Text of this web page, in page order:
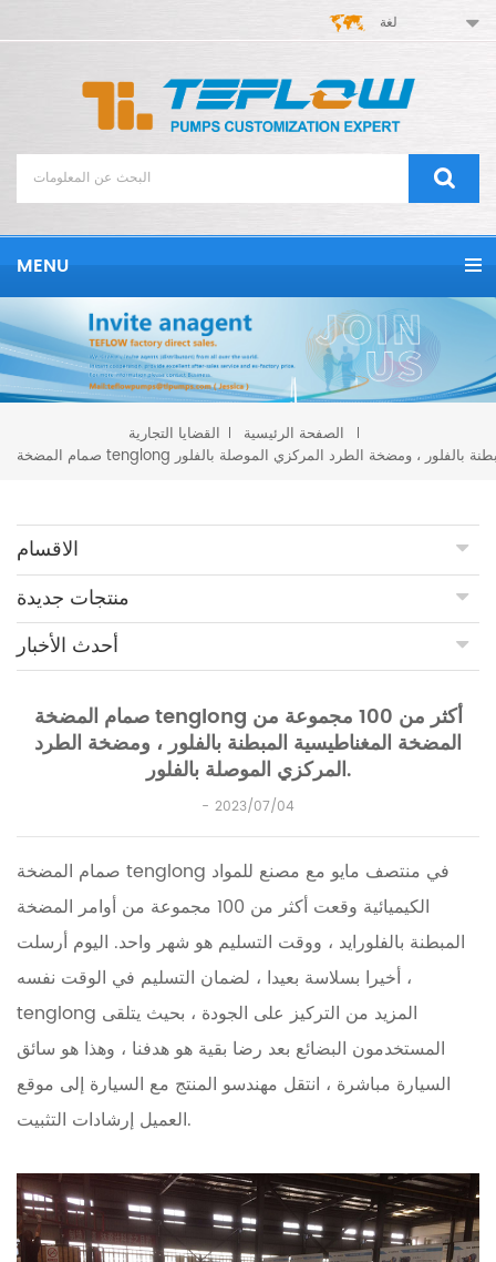
لغة
MENU
الصفحة الرئيسية القضايا التجارية
الاقسام
منتجات جديدة
أحدث الأخبار
صمام المضخة tenglong أكثر من 100 مجموعة من
المضخة المغناطيسية المبطنة بالفلور ، ومضخة الطرد
المركزي الموصلة بالفلور.
2023/07/04
صمام المضخة tenglong في منتصف مايو مع مصنع للمواد
الكيميائية وقعت أكثر من 100 مجموعة من أوامر المضخة
المبطنة بالفلورايد ، ووقت التسليم هو شهر واحد. اليوم أرسلت
أخيرا بسلاسة بعيدا ، لضمان التسليم في الوقت نفسه ،
tenglong المزيد من التركيز على الجودة ، بحيث يتلقى
المستخدمون البضائع بعد رضا بقية هو هدفنا ، وهذا هو سائق
السيارة مباشرة ، انتقل مهندسو المنتج مع السيارة إلى موقع
العميل إرشادات التثبيت.